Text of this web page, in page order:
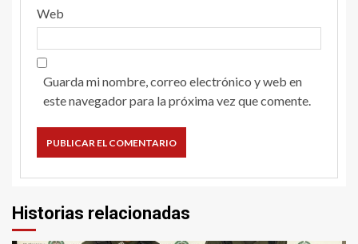
Web
Guarda mi nombre, correo electrónico y web en
este navegador para la próxima vez que comente.
Historias relacionadas